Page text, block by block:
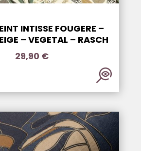
INTISSE FOUGERE –
– VEGETAL – RASCH
29,90 €